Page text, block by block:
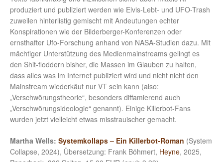
produziert und publiziert werden wie Elvis-Lebt- und UFO-Trash
zuweilen hinterlistig gemischt mit Andeutungen echter
Konspirationen wie der Bilderberger-Konferenzen oder
ernsthafter Ufo-Forschung anhand von NASA-Studien dazu. Mit
mächtiger Unterstützung des Medienmainstreams gelingt es
den Shit-floddern bisher, die Massen im Glauben zu halten,
dass alles was im Internet publiziert wird und nicht nicht den
Mainstream wiederkäut nur VT sein kann (also:
„Verschwörungstheorie“, besonders diffamierend auch
„Verschwörungsideologie“ genannt). Einige Killerbot-Fans
wurden jetzt vielleicht etwas misstrauischer gemacht.
Martha Wells: Systemkollaps – Ein Killerbot-Roman (System
Collapse, 2024), Übersetzung: Frank Böhmert, Heyne, 2025,